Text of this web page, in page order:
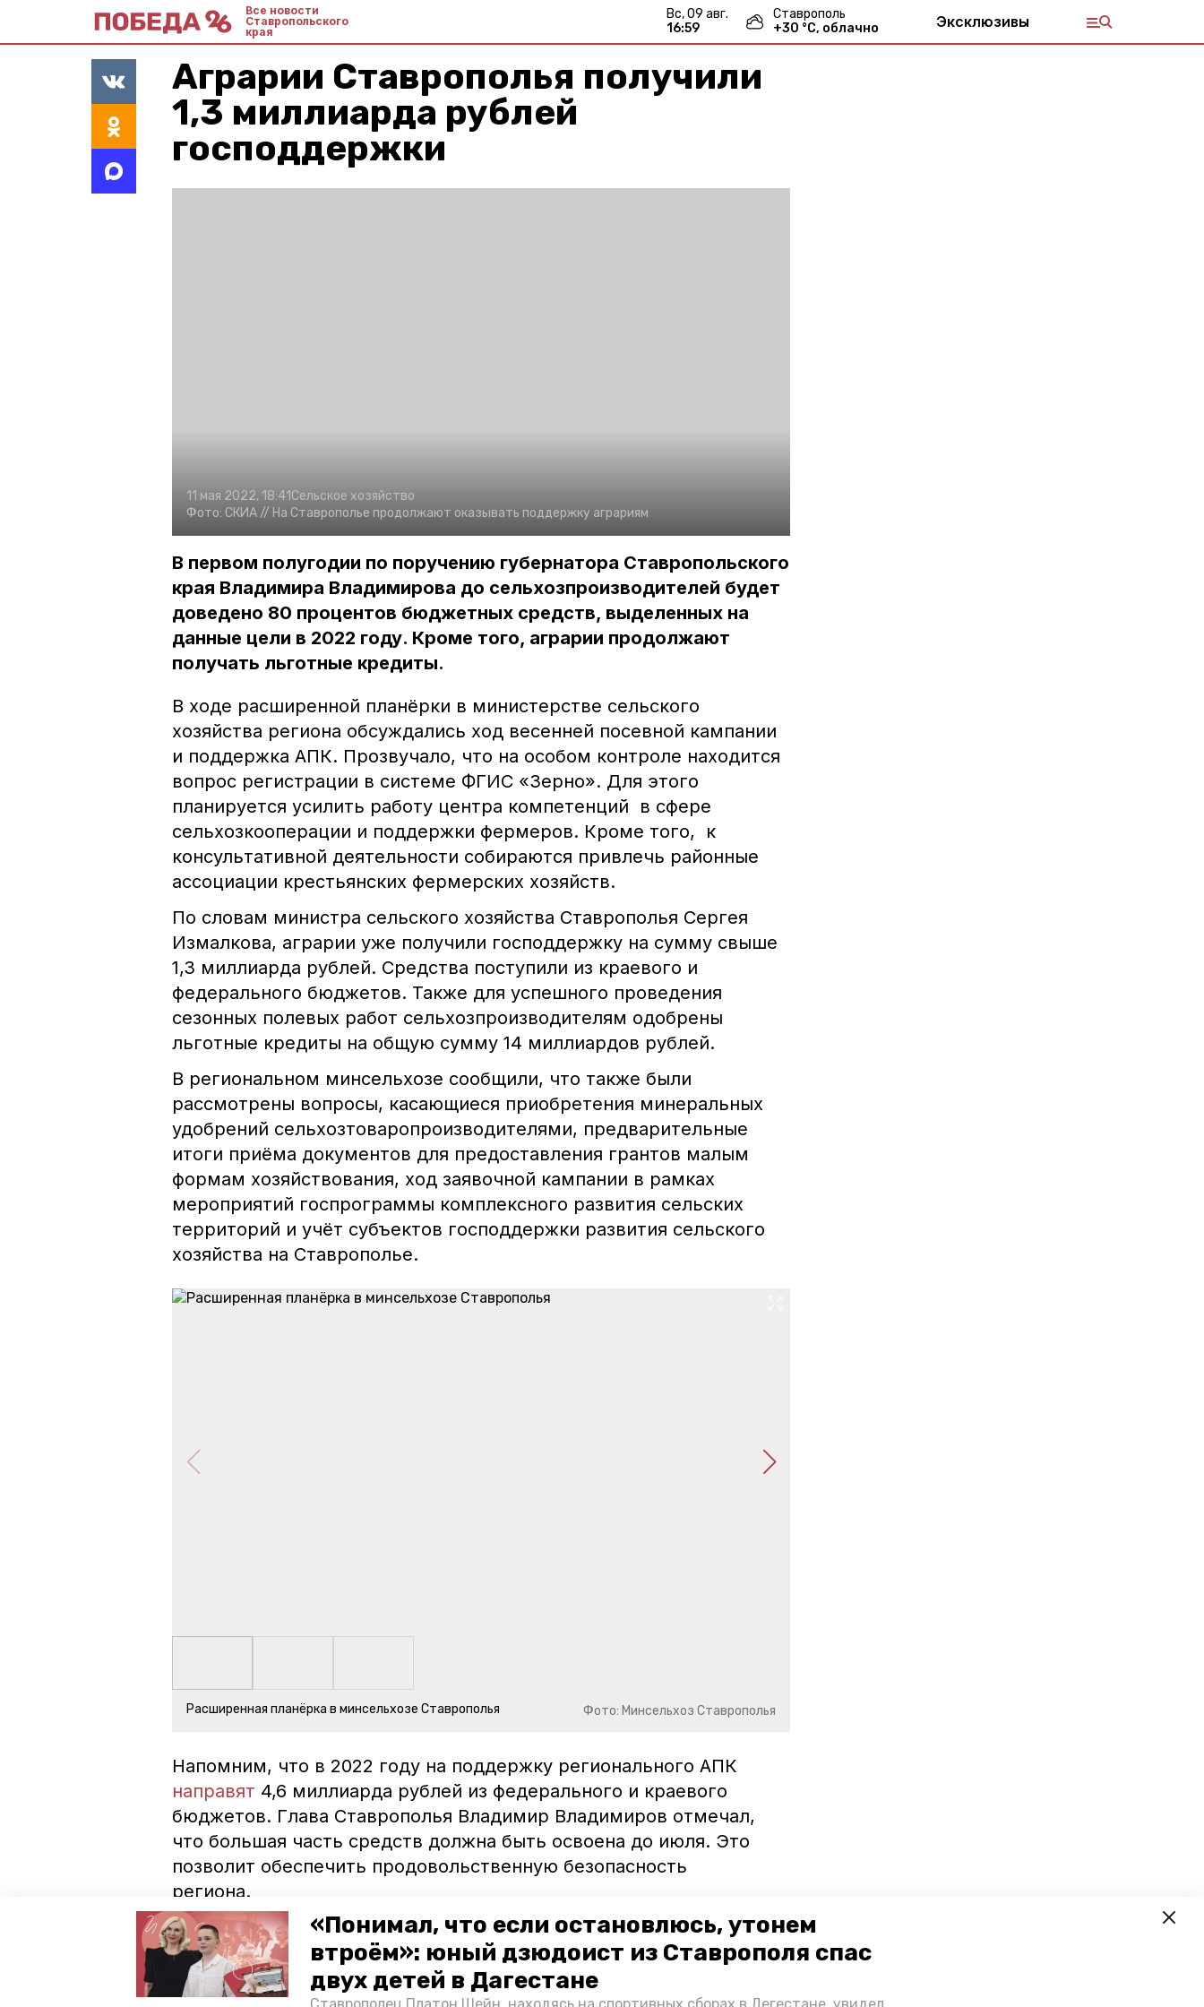
«Понимал, что если остановлюсь, утонем
втроём»: юный дзюдоист из Ставрополя спас
двух детей в Дагестане
Все новости
Ставропольского
края
вс, 09 авг.
16:59
Ставрополь
+30 °С, облачно Эксклюзивы
Аграрии Ставрополья получили
1,3 миллиарда рублей
господдержки
11 мая 2022, 18:41Сельское хозяйство
Фото: СКИА // На Ставрополье продолжают оказывать поддержку аграриям
В первом полугодии по поручению губернатора Ставропольского
края Владимира Владимирова до сельхозпроизводителей будет
доведено 80 процентов бюджетных средств, выделенных на
данные цели в 2022 году. Кроме того, аграрии продолжают
получать льготные кредиты.
В ходе расширенной планёрки в министерстве сельского
хозяйства региона обсуждались ход весенней посевной кампании
и поддержка АПК. Прозвучало, что на особом контроле находится
вопрос регистрации в системе ФГИС «Зерно». Для этого
планируется усилить работу центра компетенций в сфере
сельхозкооперации и поддержки фермеров. Кроме того, к
консультативной деятельности собираются привлечь районные
ассоциации крестьянских фермерских хозяйств.
По словам министра сельского хозяйства Ставрополья Сергея
Измалкова, аграрии уже получили господдержку на сумму свыше
1,3 миллиарда рублей. Средства поступили из краевого и
федерального бюджетов. Также для успешного проведения
сезонных полевых работ сельхозпроизводителям одобрены
льготные кредиты на общую сумму 14 миллиардов рублей.
В региональном минсельхозе сообщили, что также были
рассмотрены вопросы, касающиеся приобретения минеральных
удобрений сельхозтоваропроизводителями, предварительные
итоги приёма документов для предоставления грантов малым
формам хозяйствования, ход заявочной кампании в рамках
мероприятий госпрограммы комплексного развития сельских
территорий и учёт субъектов господдержки развития сельского
хозяйства на Ставрополье.
Расширенная планёрка в минсельхозе Ставрополья Фото: Минсельхоз Ставрополья
Напомним, что в 2022 году на поддержку регионального АПК
направят 4,6 миллиарда рублей из федерального и краевого
бюджетов. Глава Ставрополья Владимир Владимиров отмечал,
что большая часть средств должна быть освоена до июля. Это
позволит обеспечить продовольственную безопасность
региона.
ставропольский край владимир владимиров
поддержка апк